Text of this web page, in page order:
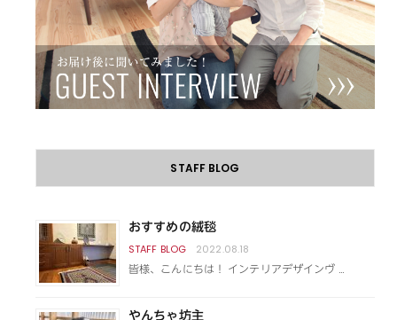
STAFF BLOG
おすすめの絨毯
2022.08.18
皆様、こんにちは！ インテリアデザインヴ …
やんちゃ坊主